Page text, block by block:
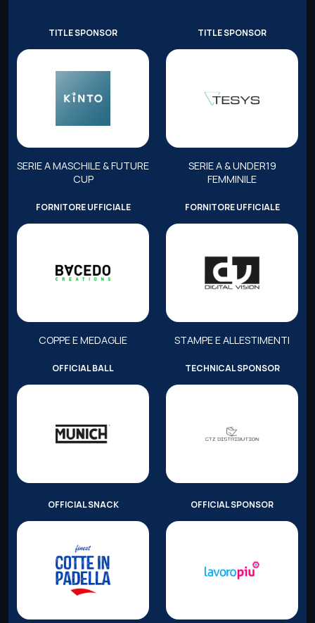
TITLE SPONSOR
SERIE A MASCHILE & FUTURE
CUP
TITLE SPONSOR
SERIE A & UNDER19
FEMMINILE
FORNITORE UFFICIALE
COPPE E MEDAGLIE
FORNITORE UFFICIALE
STAMPE E ALLESTIMENTI
OFFICIAL BALL TECHNICAL SPONSOR
OFFICIAL SNACK OFFICIAL SPONSOR